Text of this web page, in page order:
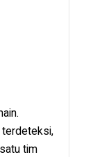
terdeteksi,
tim